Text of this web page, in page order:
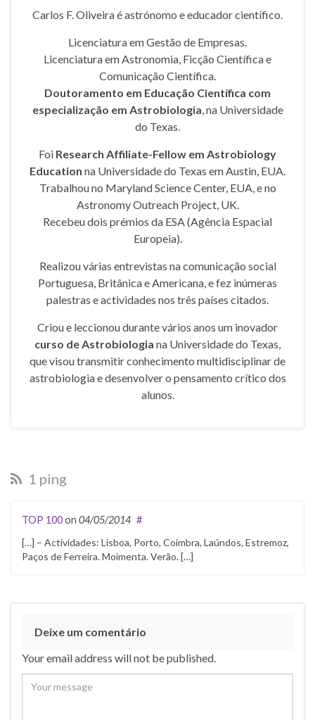
Carlos F. Oliveira é astrónomo e educador científico.
Licenciatura em Gestão de Empresas.
Licenciatura em Astronomia, Ficção Científica e
Comunicação Científica.
Doutoramento em Educação Científica com
especialização em Astrobiologia, na Universidade
do Texas.
Foi Research Affiliate-Fellow em Astrobiology
Education na Universidade do Texas em Austin, EUA.
Trabalhou no Maryland Science Center, EUA, e no
Astronomy Outreach Project, UK.
Recebeu dois prémios da ESA (Agência Espacial
Europeia).
Realizou várias entrevistas na comunicação social
Portuguesa, Britânica e Americana, e fez inúmeras
palestras e actividades nos três países citados.
Criou e leccionou durante vários anos um inovador
curso de Astrobiologia na Universidade do Texas,
que visou transmitir conhecimento multidisciplinar de
astrobiologia e desenvolver o pensamento crítico dos
alunos.
1 ping
TOP 100on 04/05/2014 #
[…] – Actividades: Lisboa, Porto, Coimbra, Laúndos, Estremoz,
Paços de Ferreira. Moimenta. Verão. […]
Deixe um comentário
Your email address will not be published.